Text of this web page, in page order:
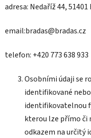
adresa: Nedaříž 44,
email:bradas@bradas.cz
telefon: +420 773 638 933
Osobními údaji se
identifikované
identifikovatelnou
kterou lze přímo či
odkazem na určitý